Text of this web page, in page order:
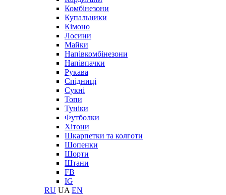
Комбінезони
Купальники
Кімоно
Лосини
Майки
Напівкомбінезони
Напівпачки
Рукава
Спідниці
Сукні
Топи
Туніки
Футболки
Хітони
Шкарпетки та колготи
Шопенки
Шорти
Штани
FB
IG
RU UA EN